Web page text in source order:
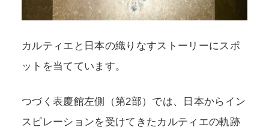
カルティエと日本の織りなすストーリーにスポ
ットを当てています。
つづく表慶館左側（第2部）では、日本からイン
スピレーションを受けてきたカルティエの軌跡